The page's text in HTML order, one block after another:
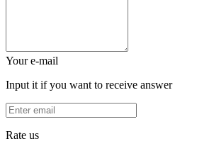
Your e-mail
Input it if you want to receive answer
Rate us